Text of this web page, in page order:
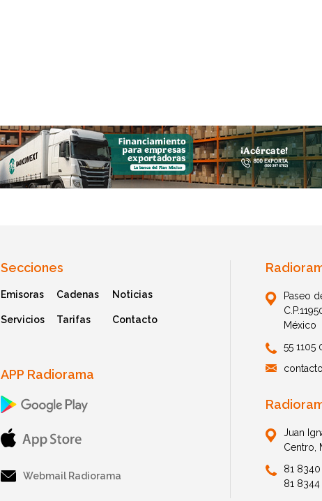
Secciones
Emisoras Cadenas Noticias
Servicios Tarifas Contacto
APP Radiorama
Webmail Radiorama
Paseo
México
55 1105
Juan
Centro,
81
81